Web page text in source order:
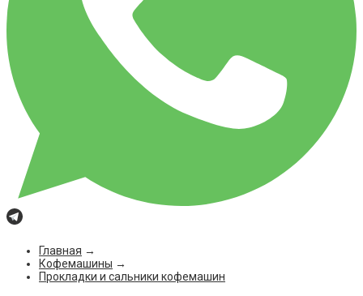
Главная →
Кофемашины →
Прокладки и сальники кофемашин